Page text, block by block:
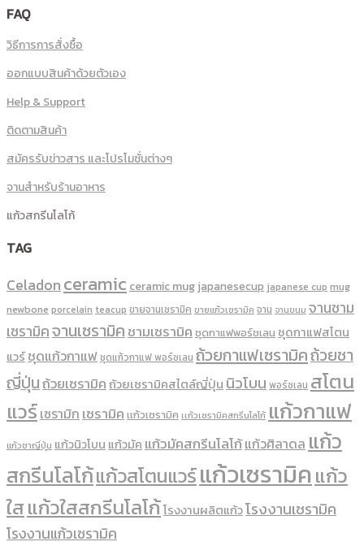
FAQ
วิธีการการสั่งซื้อ
ออกแบบสินค้าด้วยตัวเอง
Help & Support
ติดตามสินค้า
สมัครรับข่าวสาร และโปรโมชั่นต่างๆ
จานสำหรับร้านอาหาร
แก้วสกรีนโลโก้
TAG
Celadonceramic ceramic mug japanesecup japanese cup mug
newbone porcelain teacup ขายจานเซรามิค ขายแก้วเซรามิค จาน จานขนม จานชาม
เซรามิคจานเซรามิคชามเซรามิค ชุดกาแฟพอร์ชเลน ชุดกาแฟสโตน
แวร์ชุดแก้วกาแฟชุดแก้วกาแฟ พอร์ซเลน ถ้วยกาแฟเซรามิคถ้วยชา
ญี่ปุ่นถ้วยเซรามิคถ้วยเซรามิคสไตล์ญี่ปุ่น นิวโบน พอร์ซเลน สโตน
แวร์เซรามิก เซรามิค เเก้วเซรามิค เเก้วเซรามิคสกรีนโลโก้ แก้วกาแฟ
แก้วชาญี่ปุ่น แก้วนิวโบน แก้วมัค แก้วมัคสกรีนโลโก้แก้วศิลาดล แก้ว
สกรีนโลโก้แก้วสโตนแวร์แก้วเซรามิคแก้ว
ใสแก้วใสสกรีนโลโก้โรงงานผลิตแก้วโรงงานเซรามิค
โรงงานแก้วเซรามิค